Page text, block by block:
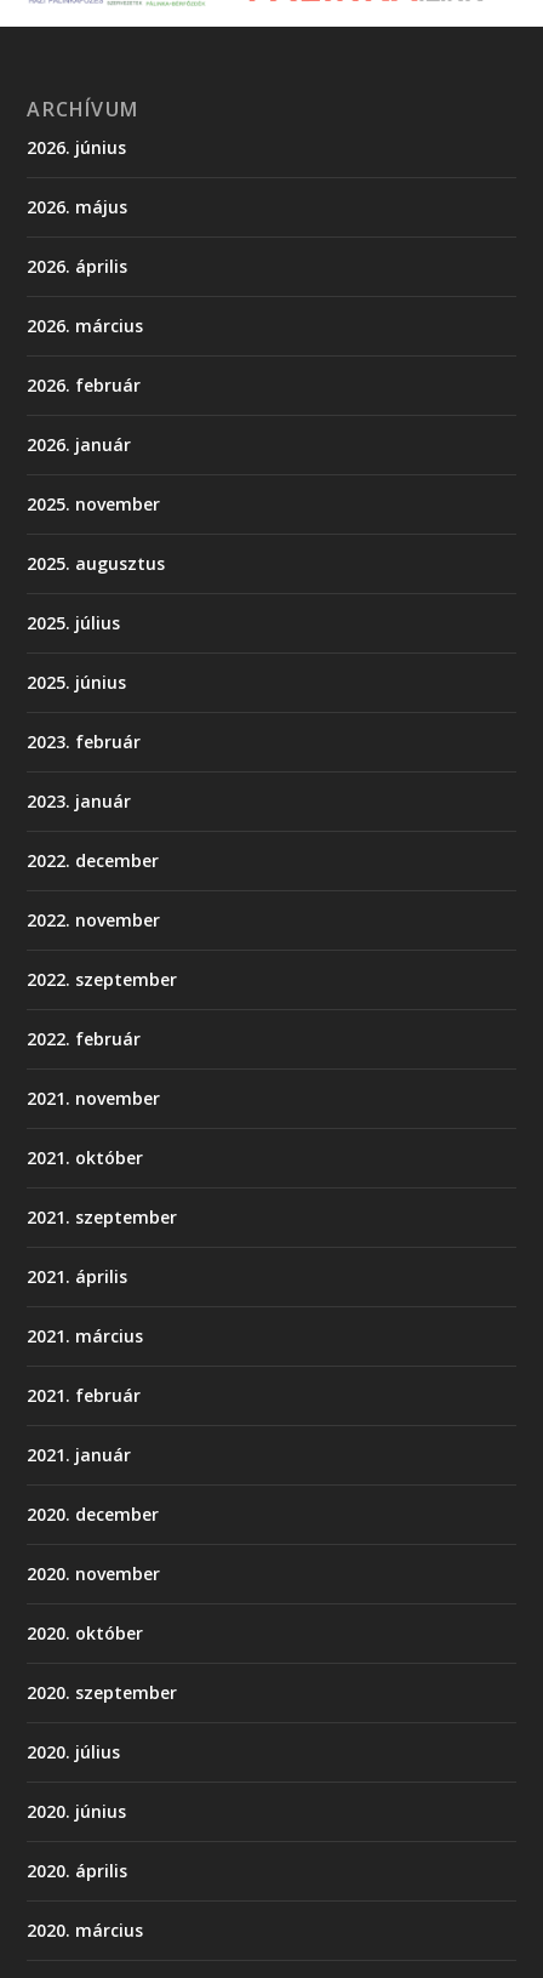
ARCHÍVUM
2026. június
2026. május
2026. április
2026. március
2026. február
2026. január
2025. november
2025. augusztus
2025. július
2025. június
2023. február
2023. január
2022. december
2022. november
2022. szeptember
2022. február
2021. november
2021. október
2021. szeptember
2021. április
2021. március
2021. február
2021. január
2020. december
2020. november
2020. október
2020. szeptember
2020. július
2020. június
2020. április
2020. március